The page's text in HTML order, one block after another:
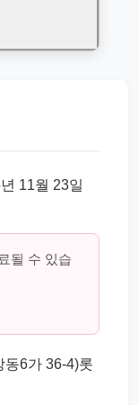
11월 23일
될 수 있습
동6가 36-4)롯